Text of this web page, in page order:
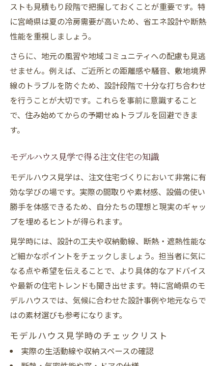
ストも見積もり段階で把握しておくことが重要です。特
に宮崎県は夏の冷房需要が高いため、省エネ設計や断熱
性能を重視しましょう。
さらに、地元の風習や地域コミュニティへの配慮も見逃
せません。例えば、ご近所との距離感や騒音、敷地境界
線のトラブルを防ぐため、設計段階で十分な打ち合わせ
を行うことが大切です。これらを事前に意識すること
で、住み始めてからの予期せぬトラブルを回避できま
す。
モデルハウス見学で得る注文住宅の知識
モデルハウス見学は、注文住宅づくりにおいて非常に有
効な学びの場です。実際の間取りや素材感、設備の使い
勝手を体感できるため、自分たちの理想と現実のギャッ
プを埋めるヒントが得られます。
見学時には、設計の工夫や収納動線、断熱・遮熱性能な
ど細かなポイントをチェックしましょう。担当者に気に
なる点や希望を伝えることで、より具体的なアドバイス
や最新の住宅トレンドも聞き出せます。特に宮崎県のモ
デルハウスでは、気候に合わせた設計事例や地元ならで
はの素材選びも参考になります。
モデルハウス見学時のチェックリスト
実際の生活動線や収納スペースの確認